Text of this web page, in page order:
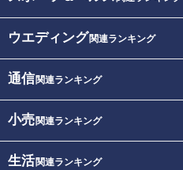
ウエディング関連ランキング
通信関連ランキング
小売関連ランキング
生活関連ランキング